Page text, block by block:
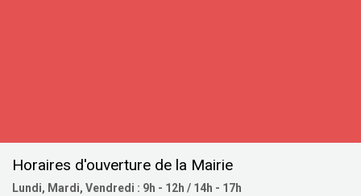
Horaires d'ouverture de la Mairie
Lundi, Mardi, Vendredi : 9h - 12h / 14h - 17h